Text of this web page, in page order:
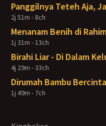
Panggilnya Teteh Aja,
2j 51m - 8ch
Menanam Benih di
1j 31m - 13ch
Birahi Liar - Di Dalam
4j 29m - 33ch
Dirumah Bambu
1j 49m - 7ch